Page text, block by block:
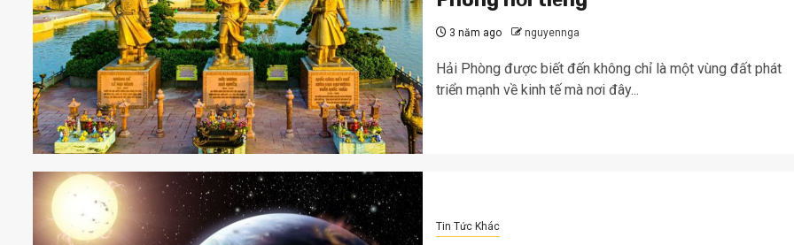
3 năm ago nguyennga
Hải Phòng được biết đến không chỉ là một vùng đất phát
triển mạnh về kinh tế mà nơi đây...
Tin Tức Khác